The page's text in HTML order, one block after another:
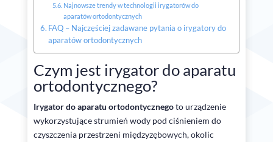
Najnowsze trendy w technologii irygatorów do
aparatów ortodontycznych
FAQ – Najczęściej zadawane pytania o irygatory do
aparatów ortodontycznych
Czym jest irygator do aparatu
ortodontycznego?
Irygator do aparatu ortodontycznegoto urządzenie
wykorzystujące strumień wody pod ciśnieniem do
czyszczenia przestrzeni międzyzębowych, okolic